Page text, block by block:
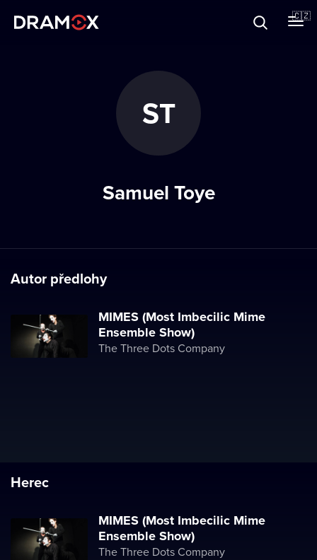
🇨🇿
ST
Samuel Toye
Autor předlohy
MIMES (Most Imbecilic Mime
Ensemble Show)
The Three Dots Company
Herec
MIMES (Most Imbecilic Mime
Ensemble Show)
The Three Dots Company